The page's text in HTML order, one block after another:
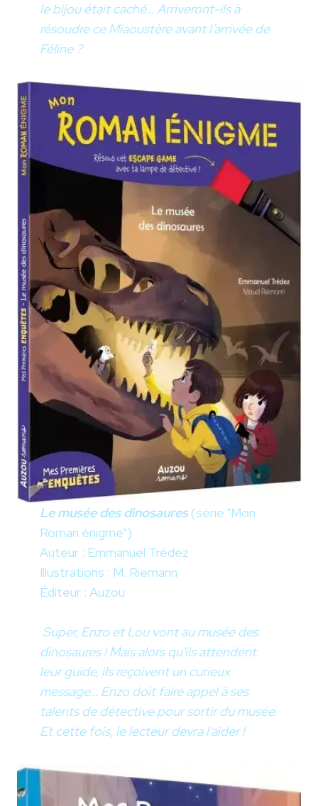
le bijou était caché… Arriveront-ils à
résoudre ce Miaoustère avant l’arrivée de
Féline ?
Le musée des dinosaures(série "Mon
Roman énigme")
Auteur : Emmanuel Trédez
Illustrations : M. Riemann
Éditeur : Auzou
Super, Enzo et Lou vont au musée des
dinosaures ! Mais alors qu'ils attendent
leur guide, ils reçoivent un curieux
message... Enzo doit faire appel à ses
talents de détective pour sortir du musée.
Et cette fois, le lecteur devra l'aider !